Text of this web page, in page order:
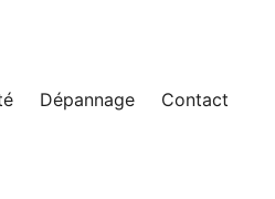
Dépannage Contact